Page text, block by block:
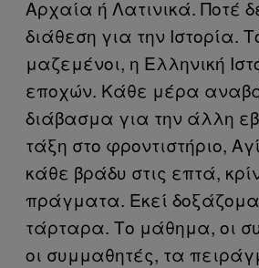
Αρχαία ή Λατινικά. Ποτέ
διάθεση για την Ιστορία.
μαζεμένοι, η Ελληνική
εποχών. Κάθε μέρα
διάβασμα για την άλλη
τάξη στο φροντιστήριο,
κάθε βράδυ στις επτά,
πράγματα. Εκεί
τάρταρα. Το μάθημα, οι
οι συμμαθητές, τα